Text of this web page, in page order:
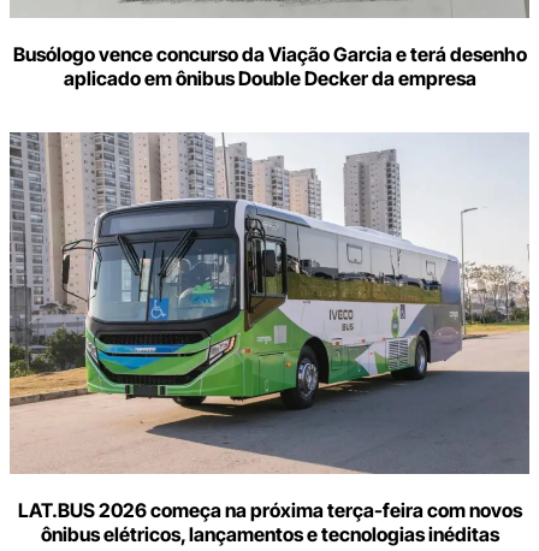
Busólogo vence concurso da Viação Garcia e terá desenho
aplicado em ônibus Double Decker da empresa
LAT.BUS 2026 começa na próxima terça-feira com novos
ônibus elétricos, lançamentos e tecnologias inéditas